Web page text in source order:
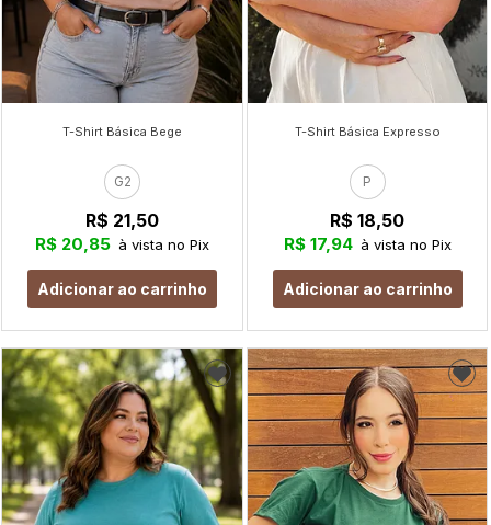
T-Shirt Básica Bege
G2
R$ 21,50
R$ 20,85 à vista no Pix
Adicionar ao carrinho
T-Shirt Básica Expresso
P
R$ 18,50
R$ 17,94 à vista no Pix
Adicionar ao carrinho